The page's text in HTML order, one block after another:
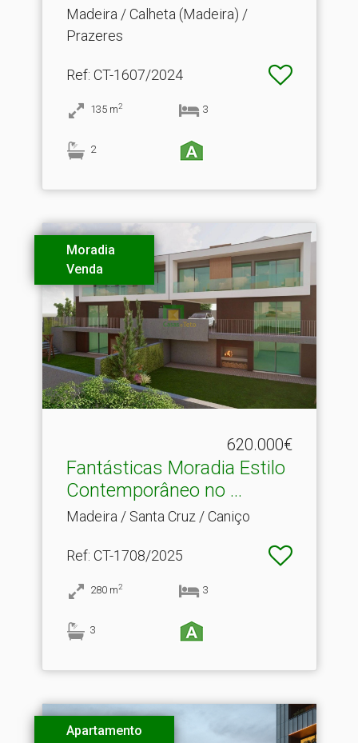
Madeira / Calheta (Madeira) /
Prazeres
Ref: CT-1607/2024
135 m2 3
2
Moradia
Venda
620.000€
Fantásticas Moradia Estilo
Contemporâneo no .​..
Madeira / Santa Cruz / Caniço
Ref: CT-1708/2025
280 m2 3
3
Apartamento